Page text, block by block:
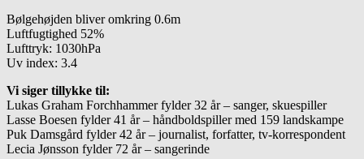
Bølgehøjden bliver omkring 0.6m
Luftfugtighed 52%
Lufttryk: 1030hPa
Uv index: 3.4
Vi siger tillykke til:
Lukas Graham Forchhammer fylder 32 år – sanger, skuespiller
Lasse Boesen fylder 41 år – håndboldspiller med 159 landskampe
Puk Damsgård fylder 42 år – journalist, forfatter, tv-korrespondent
Lecia Jønsson fylder 72 år – sangerinde